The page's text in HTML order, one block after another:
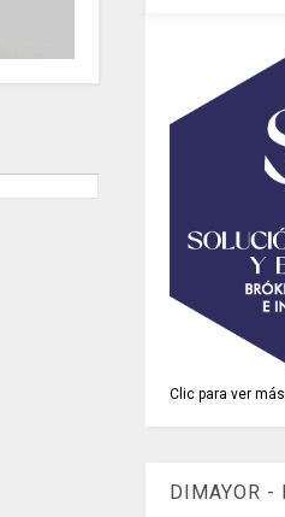
Clic para ver
DIMAYOR